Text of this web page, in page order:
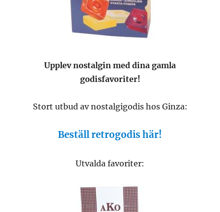
Upplev nostalgin med dina gamla
godisfavoriter!
Stort utbud av nostalgigodis hos Ginza:
Beställ retrogodis här!
Utvalda favoriter: